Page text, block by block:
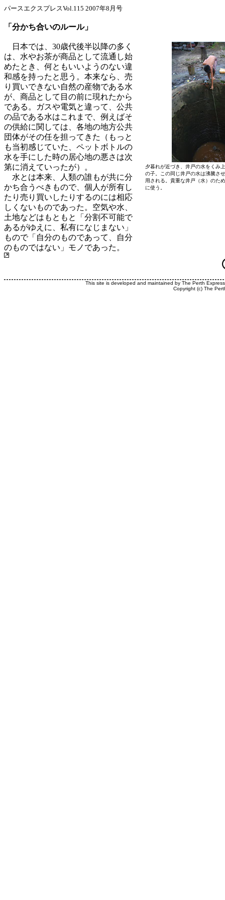
パースエクスプレスVol.115 2007年8月号
「分かち合いのルール」
日本では、30歳代後半以降の多く
は、水やお茶が商品として流通し始
めたとき、何ともいいようのない違
和感を持ったと思う。本来なら、売
り買いできない自然の産物である水
が、商品として目の前に現れたから
である。ガスや電気と違って、公共
の品である水はこれまで、例えばそ
の供給に関しては、各地の地方公共
団体がその任を担ってきた（もっと
も当初感じていた、ペットボトルの
水を手にした時の居心地の悪さは次
第に消えていったが）。
水とは本来、人類の誰もが共に分
かち合うべきもので、個人が所有し
たり売り買いしたりするのには相応
しくないものであった。空気や水、
土地などはもともと「分割不可能で
あるがゆえに、私有になじまない」
もので「自分のものであって、自分
のものではない」モノであった。
夕暮れが近づき、井戸の水をくみ
の子。この同じ井戸の水は沸騰さ
用される。貴重な井戸（水）のた
に使う。
This site is developed and maintained by The Perth
Copyright (c) The